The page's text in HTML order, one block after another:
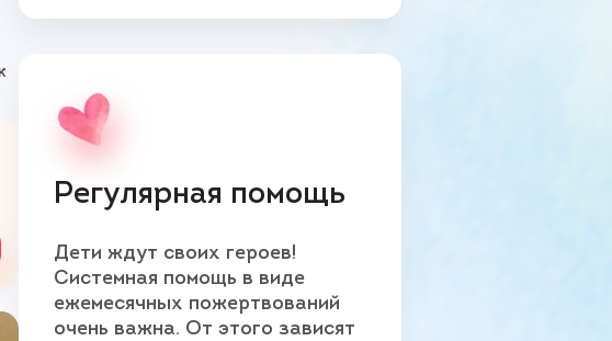
Регулярная помощь
Дети ждут своих героев!
Системная помощь в виде
ежемесячных пожертвований
очень важна. От этого зависят